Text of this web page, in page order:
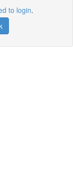
to login.